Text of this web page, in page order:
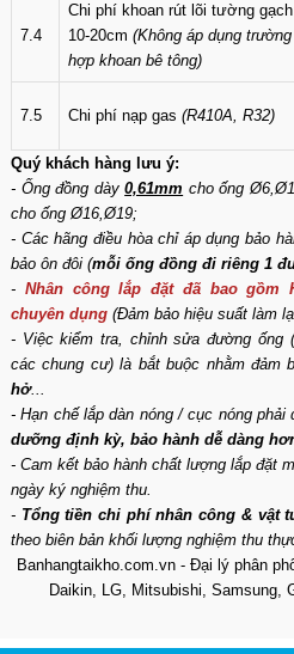
7.4
Chi phí khoan rút lõi tường gạch
10-20cm (Không áp dụng trường
hợp khoan bê tông)
7.5 Chi phí nạp gas (R410A, R32)
Quý khách hàng lưu ý:
- Ống đồng dày0,61mm cho ống
cho ống Ø16,Ø19;
- Các hãng điều hòa chỉ áp dụng bảo
bảo ôn đôi (mỗi ống đồng đi riêng 1
- Nhân công lắp đặt đã bao gồm
chuyên dụng (Đảm bảo hiệu suất làm
- Việc kiểm tra, chỉnh sửa đường ống
các chung cư) là bắt buộc nhằm đảm
hở...
- Hạn chế lắp dàn nóng / cục nóng phải
dưỡng định kỳ, bảo hành dễ dàng
- Cam kết bảo hành chất lượng lắp đặt
ngày ký nghiệm thu.
- Tổng tiền chi phí nhân công & vật
theo biên bản khối lượng nghiệm thu
Banhangtaikho.com.vn - Đại lý phân
Daikin, LG, Mitsubishi, Samsung,